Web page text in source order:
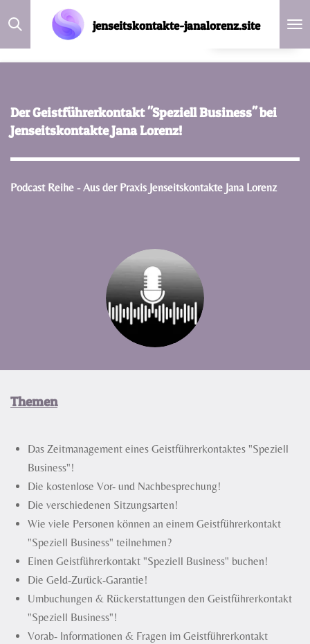
Zum
Hauptinhalt
springen
jenseitskontakte-janalorenz.site
Der Geistführerkontakt "Speziell Business" bei
Jenseitskontakte Jana Lorenz!
Podcast Reihe - Aus der Praxis Jenseitskontakte Jana Lorenz
Themen
Das Zeitmanagement eines Geistführerkontaktes "Speziell
Business"!
Die kostenlose Vor- und Nachbesprechung!
Die verschiedenen Sitzungsarten!
Wie viele Personen können an einem Geistführerkontakt
"Speziell Business" teilnehmen?
Einen Geistführerkontakt "Speziell Business" buchen!
Die Geld-Zurück-Garantie!
Umbuchungen & Rückerstattungen den Geistführerkontakt
"Speziell Business"!
Vorab- Informationen & Fragen im Geistführerkontakt
DE